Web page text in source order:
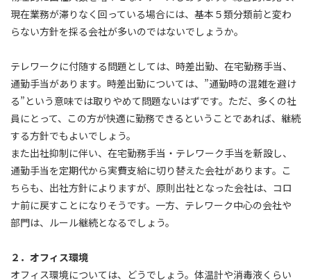
現在業務が滞りなく回っている場合には、基本５類分類前と変わ
らない方針を採る会社が多いのではないでしょうか。
テレワークに付随する問題としては、時差出勤、在宅勤務手当、
通勤手当があります。時差出勤については、”通勤時の混雑を避け
る”という意味では取りやめて問題ないはずです。ただ、多くの社
員にとって、この方が快適に勤務できるということであれば、継続
する方針でもよいでしょう。
また出社抑制に伴い、在宅勤務手当・テレワーク手当を新設し、
通勤手当を定期代から実費支給に切り替えた会社があります。こ
ちらも、出社方針によりますが、原則出社となった会社は、コロ
ナ前に戻すことになりそうです。一方、テレワーク中心の会社や
部門は、ルール継続となるでしょう。
２．オフィス環境
オフィス環境については、どうでしょう。体温計や消毒液くらい